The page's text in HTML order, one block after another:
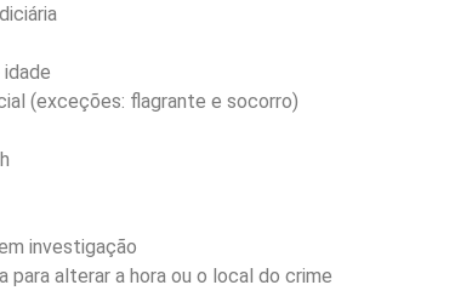
(exceções: flagrante e socorro)
investigação
para alterar a hora ou o local do crime